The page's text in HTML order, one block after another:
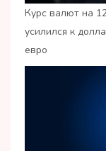
Курс валют на
усилился к
евро